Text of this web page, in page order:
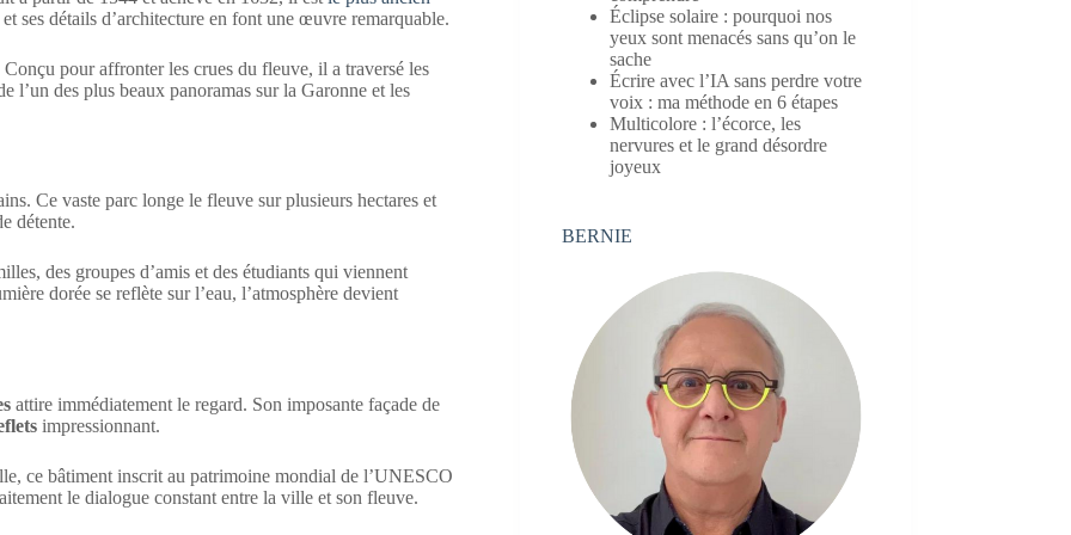
ses détails d’architecture en font une œuvre remarquable.
Conçu pour affronter les crues du fleuve, il a traversé les
l’un des plus beaux panoramas sur la Garonne et les
Ce vaste parc longe le fleuve sur plusieurs hectares et
détente.
des groupes d’amis et des étudiants qui viennent
dorée se reflète sur l’eau, l’atmosphère devient
attire immédiatement le regard. Son imposante façade de
impressionnant.
ce bâtiment inscrit au patrimoine mondial de l’UNESCO
le dialogue constant entre la ville et son fleuve.
Éclipse solaire : pourquoi nos
yeux sont menacés sans qu’on le
sache
Écrire avec l’IA sans perdre votre
voix : ma méthode en 6 étapes
Multicolore : l’écorce, les
nervures et le grand désordre
joyeux
BERNIE